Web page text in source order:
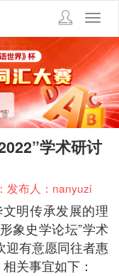
学术研讨
发布人：nanyuzi
明传承发展的理
象史学论坛”学术
迎有意愿同往者惠
关事宜如下：